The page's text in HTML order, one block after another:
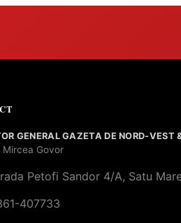
GENERAL GAZETA DE NORD-VEST
Mircea Govor
Petofi Sandor 4/A, Satu
407733